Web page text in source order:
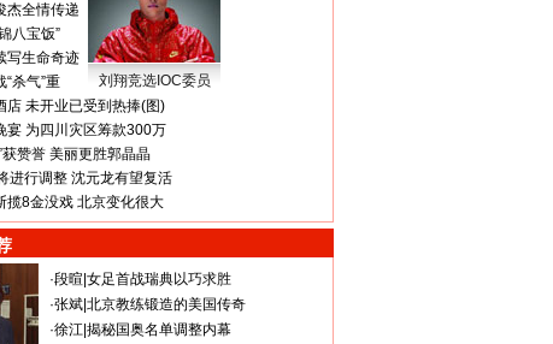
杰全情传递
八宝饭”
写生命奇迹
杀气”重
刘翔竞选IOC委员
店 未开业已受到热捧(图)
宴 为四川灾区筹款300万
获赞誉 美丽更胜郭晶晶
进行调整 沈元龙有望复活
揽8金没戏 北京变化很大
·段暄 女足首战瑞典以巧求胜
·张斌 北京教练锻造的美国传奇
·徐江 揭秘国奥名单调整内幕